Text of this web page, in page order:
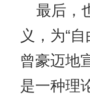
最后，
义，为“
曾豪迈地
是一种理